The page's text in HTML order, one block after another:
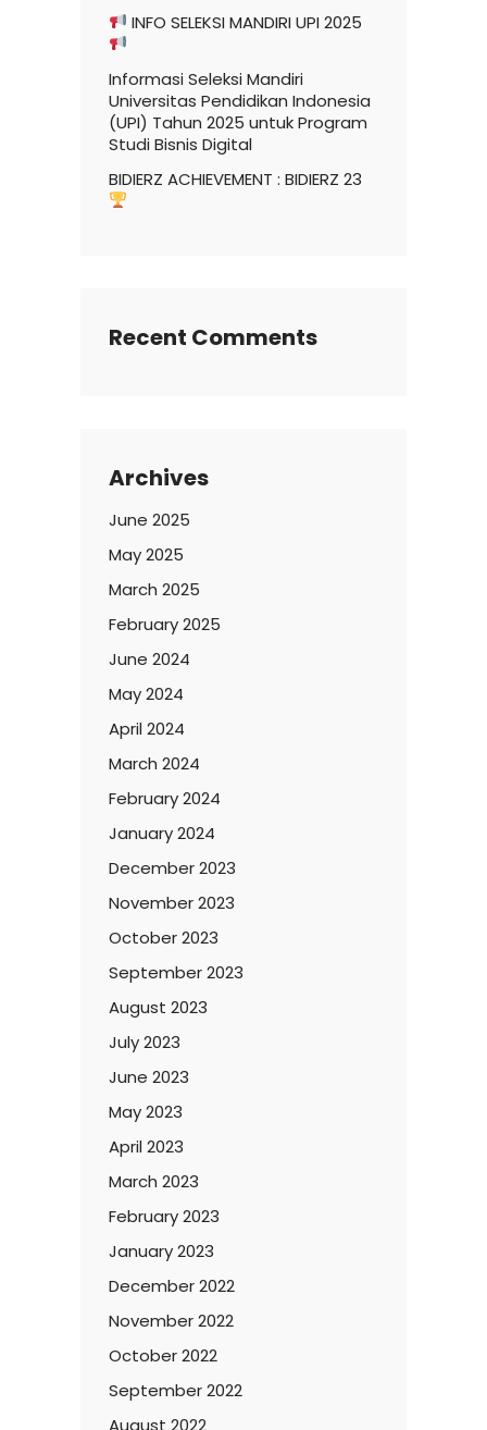
INFO SELEKSI MANDIRI UPI 2025
Informasi Seleksi Mandiri
Universitas Pendidikan Indonesia
(UPI) Tahun 2025 untuk Program
Studi Bisnis Digital
BIDIERZ ACHIEVEMENT : BIDIERZ 23
Recent Comments
Archives
June 2025
May 2025
March 2025
February 2025
June 2024
May 2024
April 2024
March 2024
February 2024
January 2024
December 2023
November 2023
October 2023
September 2023
August 2023
July 2023
June 2023
May 2023
April 2023
March 2023
February 2023
January 2023
December 2022
November 2022
October 2022
September 2022
August 2022